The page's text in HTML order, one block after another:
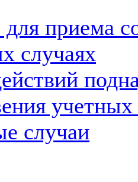
приема
случаях
случаи